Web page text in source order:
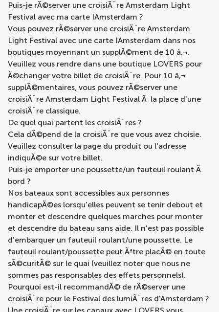
Puis-je rÃ©server une croisiÃ¨re Amsterdam Light
Festival avec ma carte IAmsterdam ?
Vous pouvez rÃ©server une croisiÃ¨re Amsterdam
Light Festival avec une carte IAmsterdam dans nos
boutiques moyennant un supplÃ©ment de 10 â‚¬.
Veuillez vous rendre dans une boutique LOVERS pour
Ã©changer votre billet de croisiÃ¨re. Pour 10 â‚¬
supplÃ©mentaires, vous pouvez rÃ©server une
croisiÃ¨re Amsterdam Light Festival Ã la place d'une
croisiÃ¨re classique.
De quel quai partent les croisiÃ¨res ?
Cela dÃ©pend de la croisiÃ¨re que vous avez choisie.
Veuillez consulter la page du produit ou l'adresse
indiquÃ©e sur votre billet.
Puis-je emporter une poussette/un fauteuil roulant Ã
bord ?
Nos bateaux sont accessibles aux personnes
handicapÃ©es lorsqu'elles peuvent se tenir debout et
monter et descendre quelques marches pour monter
et descendre du bateau sans aide. Il n'est pas possible
d'embarquer un fauteuil roulant/une poussette. Le
fauteuil roulant/poussette peut Ãªtre placÃ© en toute
sÃ©curitÃ© sur le quai (veuillez noter que nous ne
sommes pas responsables des effets personnels).
Pourquoi est-il recommandÃ© de rÃ©server une
croisiÃ¨re pour le Festival des lumiÃ¨res d'Amsterdam ?